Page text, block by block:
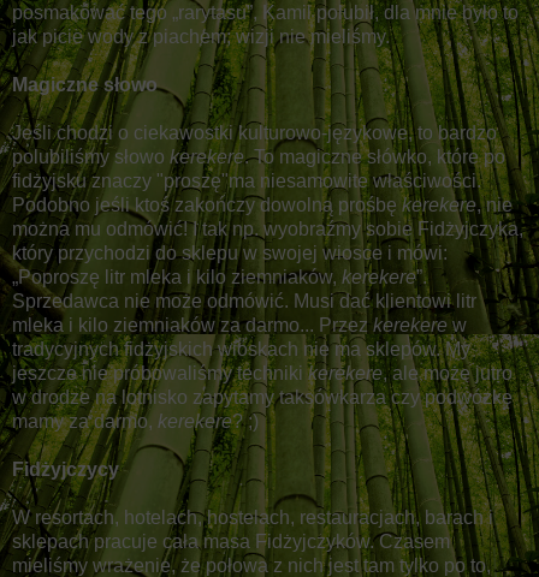
posmakować tego „rarytasu”, Kamil polubił, dla mnie było to
jak picie wody z piachem; wizji nie mieliśmy.
Magiczne słowo
Jeśli chodzi o ciekawostki kulturowo-językowe, to bardzo
polubiliśmy słowo kerekere. To magiczne słówko, które po
fidżyjsku znaczy "proszę"ma niesamowite właściwości.
Podobno jeśli ktoś zakończy dowolną prośbę kerekere, nie
można mu odmówić! I tak np. wyobraźmy sobie Fidżyjczyka,
który przychodzi do sklepu w swojej wiosce i mówi:
„Poproszę litr mleka i kilo ziemniaków, kerekere”.
Sprzedawca nie może odmówić. Musi dać klientowi litr
mleka i kilo ziemniaków za darmo... Przez kerekere w
tradycyjnych fidżyjskich wioskach nie ma sklepów. My
jeszcze nie próbowaliśmy techniki kerekere, ale może jutro
w drodze na lotnisko zapytamy taksówkarza czy podwózkę
mamy za darmo, kerekere? ;)
Fidżyjczycy
W resortach, hotelach, hostelach, restauracjach, barach i
sklepach pracuje cała masa Fidżyjczyków. Czasem
mieliśmy wrażenie, że połowa z nich jest tam tylko po to,